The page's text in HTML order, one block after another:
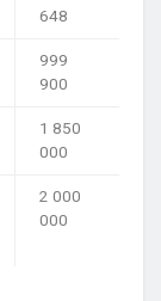
648
999
900
1 850
000
2 000
000